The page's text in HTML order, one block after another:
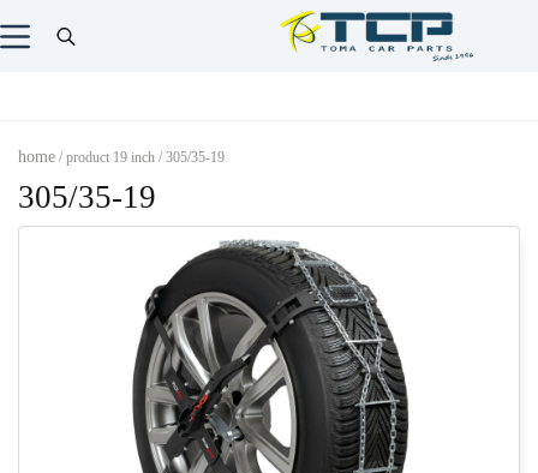
home / product 19 inch / 305/35-19
305/35-19